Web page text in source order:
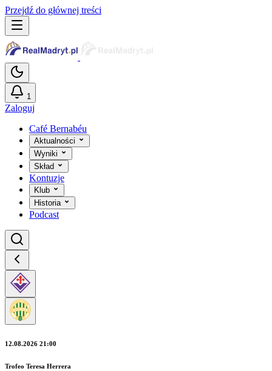
Przejdź do głównej treści
1
Zaloguj
Café Bernabéu
Aktualności
Wyniki
Skład
Kontuzje
Klub
Historia
Podcast
12.08.2026 21:00
Trofeo Teresa Herrera